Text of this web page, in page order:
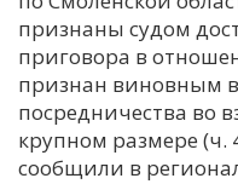
признаны судом
приговора в
признан виновным
посредничества во
крупном размере (ч.
сообщили в